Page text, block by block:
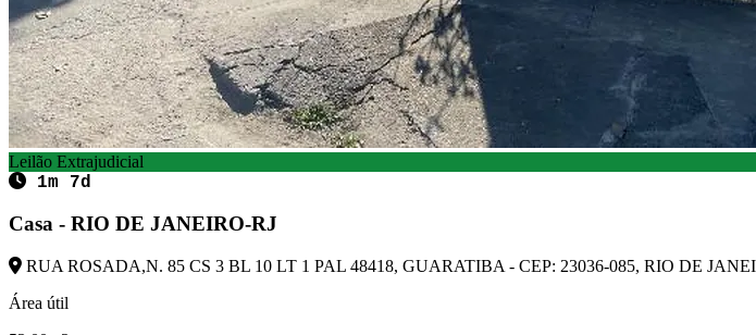
Leilão Extrajudicial
1m 7d
Casa - RIO DE JANEIRO-RJ
RUA ROSADA,N. 85 CS 3 BL 10 LT 1 PAL 48418, GUARATIBA - CEP: 23036-085, RIO DE
Área útil